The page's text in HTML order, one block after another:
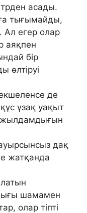
асады.
тығымайды,
Ал егер олар
аяқпен
бір
өлтіруі
де
ұзақ уақыт
жылдамдығын
дақ
жатқанда
шамамен
олар тіпті